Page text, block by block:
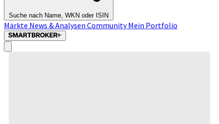
Suche nach Name, WKN oder ISIN
Märkte News & Analysen CommunityMein Portfolio